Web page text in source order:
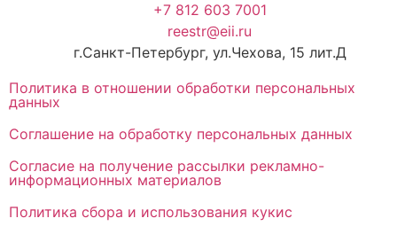
+7 812 603 7001
reestr@eii.ru
г.Санкт-Петербург, ул.Чехова, 15 лит.Д
Политика в отношении обработки персональных
данных
Соглашение на обработку персональных данных
Согласие на получение рассылки рекламно-
информационных материалов
Политика сбора и использования кукис